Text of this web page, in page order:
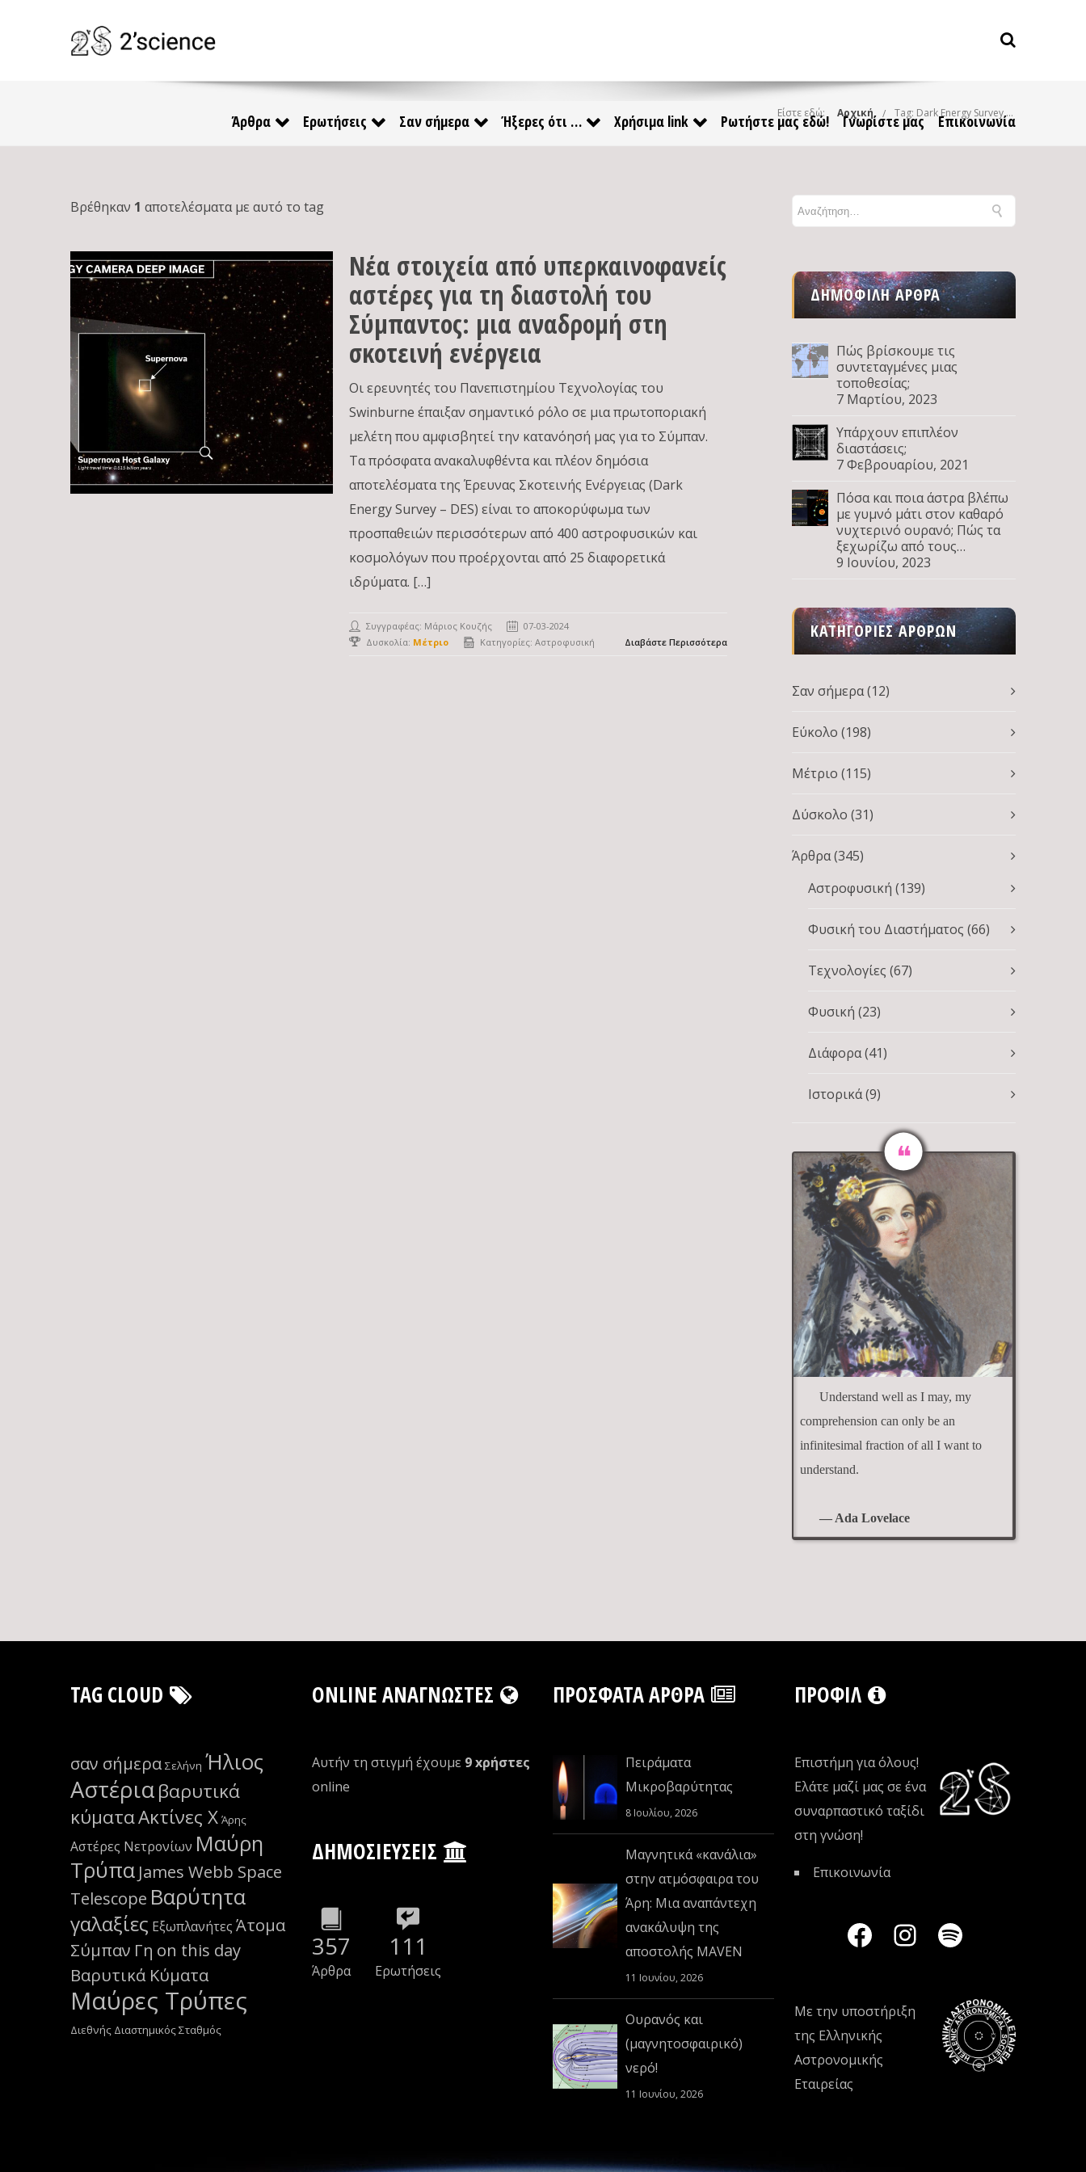
Άρθρα Ερωτήσεις Σαν σήμερα Ήξερες ότι … Χρήσιμα link Ρωτήστε μας εδώ! Γνωρίστε μας Επικοινωνία
Είστε εδώ: Αρχική Tag: Dark Energy Survey (DES)
Βρέθηκαν 1 αποτελέσματα με αυτό το tag
Νέα στοιχεία από υπερκαινοφανείς
αστέρες για τη διαστολή του
Σύμπαντος: μια αναδρομή στη
σκοτεινή ενέργεια
Οι ερευνητές του Πανεπιστημίου Τεχνολογίας του
Swinburne έπαιξαν σημαντικό ρόλο σε μια πρωτοποριακή
μελέτη που αμφισβητεί την κατανόησή μας για το Σύμπαν.
Τα πρόσφατα ανακαλυφθέντα και πλέον δημόσια
αποτελέσματα της Έρευνας Σκοτεινής Ενέργειας (Dark
Energy Survey – DES) είναι το αποκορύφωμα των
προσπαθειών περισσότερων από 400 αστροφυσικών και
κοσμολόγων που προέρχονται από 25 διαφορετικά
ιδρύματα. […]
Συγγραφέας: Μάριος Κουζής
07-03-2024
Δυσκολία: Μέτριο Κατηγορίες:Αστροφυσική Διαβάστε Περισσότερα
ΔΗΜΟΦΙΛΉ ΆΡΘΡΑ
Πώς βρίσκουμε τις
συντεταγμένες μιας
τοποθεσίας;
7 Μαρτίου, 2023
Υπάρχουν επιπλέον
διαστάσεις;
7 Φεβρουαρίου, 2021
Πόσα και ποια άστρα βλέπω
με γυμνό μάτι στον καθαρό
νυχτερινό ουρανό; Πώς τα
ξεχωρίζω από τους
πλανήτες; Μέρος Δ
9 Ιουνίου, 2023
ΚΑΤΗΓΟΡΊΕΣ ΆΡΘΡΩΝ
Σαν σήμερα(12)
Εύκολο (198)
Μέτριο (115)
Δύσκολο (31)
Άρθρα(345)
Αστροφυσική (139)
Φυσική του Διαστήματος (66)
Τεχνολογίες (67)
Φυσική (23)
Διάφορα(41)
Ιστορικά(9)
Understand well as I may, my
comprehension can only be an
infinitesimal fraction of all I want to
understand.
— Ada Lovelace
TAG CLOUD
σαν σήμερα Σελήνη Ήλιος
Αστέριαβαρυτικά
κύματαΑκτίνες Χ Άρης
Αστέρες Νετρονίων Μαύρη
Τρύπα James Webb Space
Telescope Βαρύτητα
γαλαξίες Εξωπλανήτες Άτομα
Σύμπαν Γη on this day
Βαρυτικά Κύματα
Μαύρες Τρύπες
Διεθνής Διαστημικός Σταθμός
ONLINE ΑΝΑΓΝΏΣΤΕΣ
Αυτήν τη στιγμή έχουμε 9 xρήστες
οnline
ΔΗΜΟΣΙΕΎΣΕΙΣ
357
Άρθρα
111
Ερωτήσεις
ΠΡΌΣΦΑΤΑ ΆΡΘΡΑ
Πειράματα
Μικροβαρύτητας
8 Ιουλίου, 2026
Μαγνητικά «κανάλια»
στην ατμόσφαιρα του
Άρη: Μια αναπάντεχη
ανακάλυψη της
αποστολής MAVEN
11 Ιουνίου, 2026
Ουρανός και
(μαγνητοσφαιρικό)
νερό!
11 Ιουνίου, 2026
ΠΡΟΦΊΛ
Επιστήμη για όλους!
Ελάτε μαζί μας σε ένα
συναρπαστικό ταξίδι
στη γνώση!
Επικοινωνία
Με την υποστήριξη
της Ελληνικής
Αστρονομικής
Εταιρείας